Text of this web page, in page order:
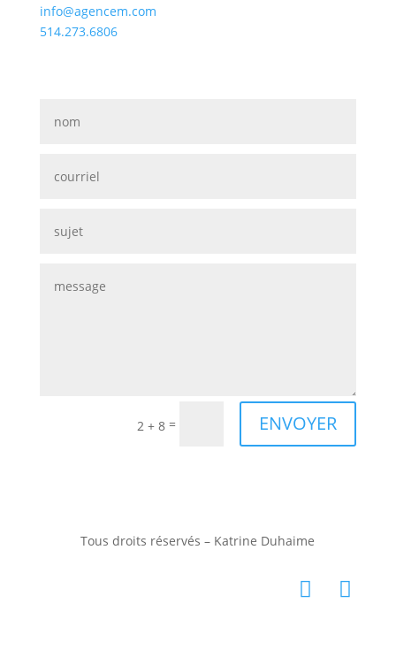
info@agencem.com
514.273.6806
2 + 8 = ENVOYER
Tous droits réservés – Katrine Duhaime